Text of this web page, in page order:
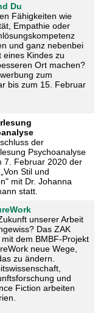
Du
Fähigkeiten wie
Empathie oder
und ganz nebenbei
eines Kindes zu
Ort machen?
zum
bis zum 15. Februar
der
Psychoanalyse
7. Februar 2020 der
Stil und
mit Dr. Johanna
statt.
unserer Arbeit
Das ZAK
dem BMBF-Projekt
neue Wege,
zu ändern.
und
Fiction arbeiten